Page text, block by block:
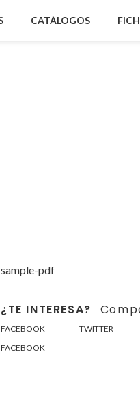
CATÁLOGOS
sample-pdf
¿TE INTERESA?
FACEBOOK TWITTER
FACEBOOK